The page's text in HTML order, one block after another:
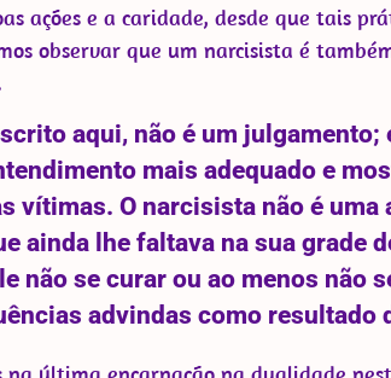
ações e a caridade, desde que tais
observar que um narcisista é
aqui, não é um julgamento;
mais adequado e
vítimas. O narcisista não é uma
ainda lhe faltava na sua grade
não se curar ou ao menos não
advindas como resultado